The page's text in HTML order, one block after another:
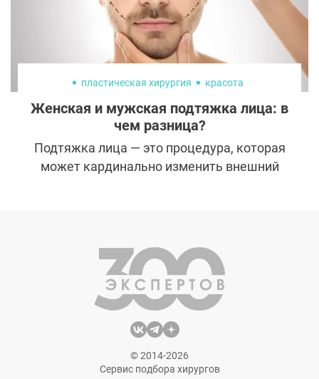
Давайте разбираться.
пластическая хирургия красота
Женская и мужская подтяжка лица: в
чем разница?
Подтяжка лица — это процедура, которая
может кардинально изменить внешний
среди мужчин. Несмотря на общую цель —
омолодить лицо, существуют важные
различия в том, как эта процедура
проводится для разных полов. Важно
понимать, что подтяжка лица для женщин
и мужчин имеет свои особенности,
которые касаются как подхода к
© 2014-2026
Сервис подбора хирургов